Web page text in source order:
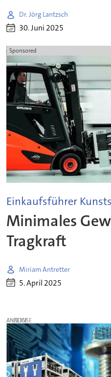
Dr. Jörg Lantzsch
30. Juni 2025
Sponsored
Einkaufsführer
Minimales
Tragkraft
Miriam Antretter
5. April 2025
ANZEIGE